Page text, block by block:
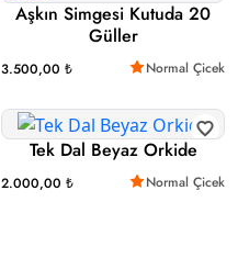
Aşkın Simgesi Kutuda 20
Güller
3.500,00 ₺ Normal Çicek
Tek Dal Beyaz Orkide
2.000,00 ₺ Normal Çicek